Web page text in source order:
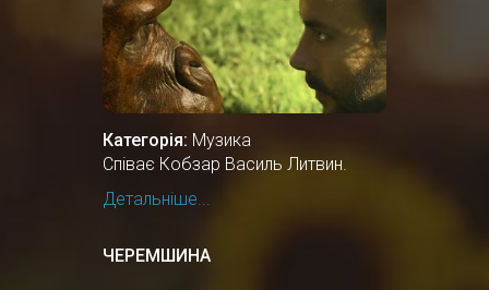
Категорія: Музика
Співає Кобзар Василь Литвин.
Детальніше...
ЧЕРЕМШИНА